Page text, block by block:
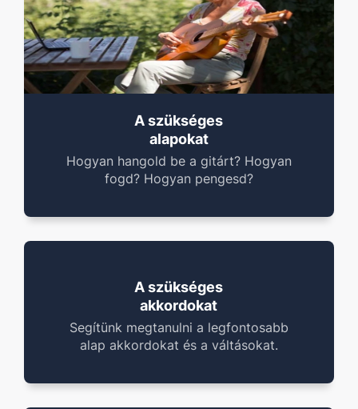
A szükséges
alapokat
Hogyan hangold be a gitárt? Hogyan
fogd? Hogyan pengesd?
A szükséges
akkordokat
Segítünk megtanulni a legfontosabb
alap akkordokat és a váltásokat.